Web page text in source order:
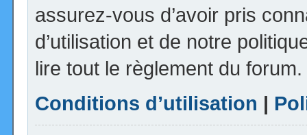
assurez-vous d’avoir pris
d’utilisation et de notre
lire tout le règlement du forum.
Conditions d’utilisation |